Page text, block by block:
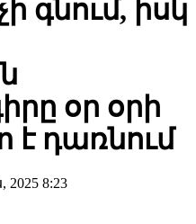
գնում, իսկ
օր օրի
է դառնում
2025 8:23